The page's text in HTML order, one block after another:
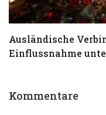
Ausländische
Einflussnahme
Kommentare